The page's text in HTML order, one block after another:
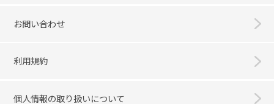
お問い合わせ
利用規約
個人情報の取り扱いについて